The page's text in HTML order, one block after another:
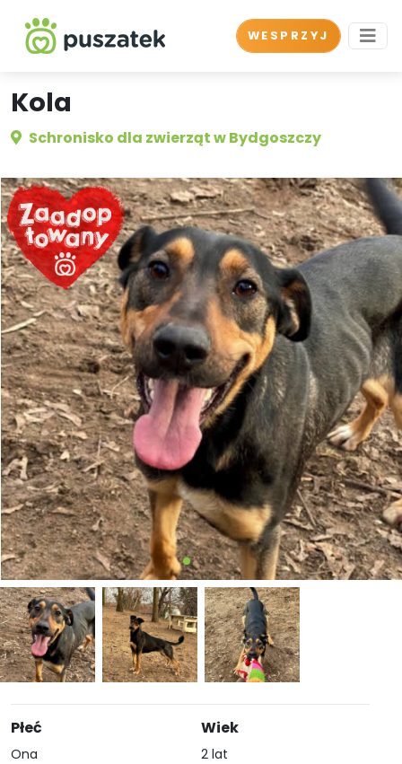
WESPRZYJ
Kola
Schronisko dla zwierząt w Bydgoszczy
Płeć
Ona
Wiek
2 lat